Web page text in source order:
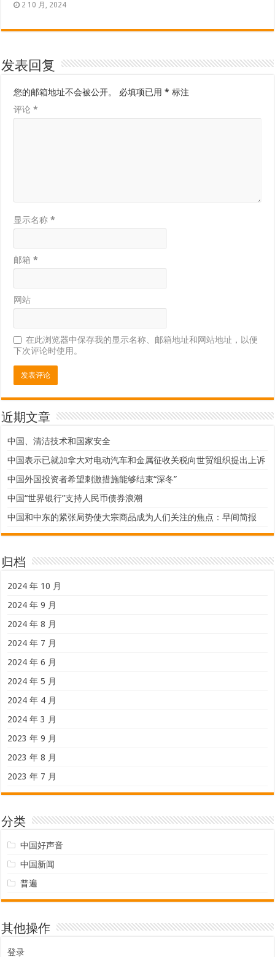
2 10 月, 2024
发表回复
您的邮箱地址不会被公开。 必填项已用* 标注
评论*
显示名称*
邮箱*
网站
在此浏览器中保存我的显示名称、邮箱地址和网站地址，以便
下次评论时使用。
近期文章
中国、清洁技术和国家安全
中国表示已就加拿大对电动汽车和金属征收关税向世贸组织提出上诉
中国外国投资者希望刺激措施能够结束“深冬”
中国“世界银行”支持人民币债券浪潮
中国和中东的紧张局势使大宗商品成为人们关注的焦点：早间简报
归档
2024 年 10 月
2024 年 9 月
2024 年 8 月
2024 年 7 月
2024 年 6 月
2024 年 5 月
2024 年 4 月
2024 年 3 月
2023 年 9 月
2023 年 8 月
2023 年 7 月
分类
中国好声音
中国新闻
普遍
其他操作
登录